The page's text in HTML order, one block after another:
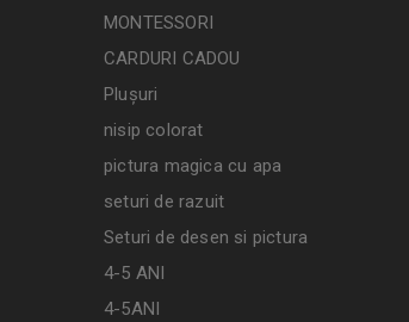
MONTESSORI
CARDURI CADOU
Plușuri
nisip colorat
pictura magica cu apa
seturi de razuit
Seturi de desen si pictura
4-5 ANI
4-5ANI